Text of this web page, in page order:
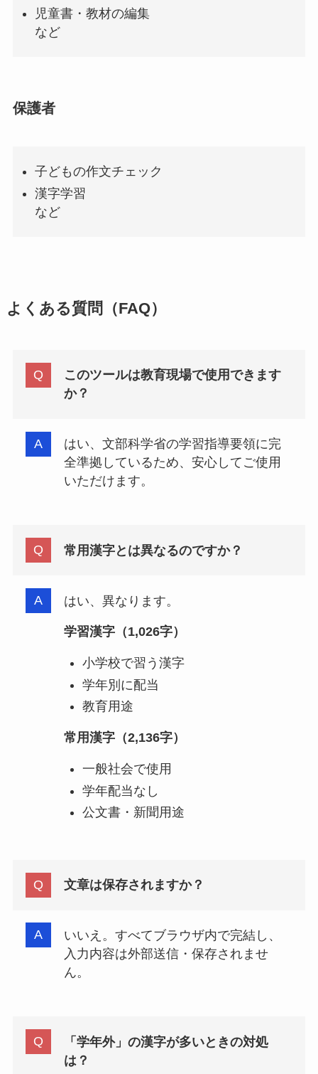
児童書・教材の編集
など
保護者
子どもの作文チェック
漢字学習
など
よくある質問（FAQ）
このツールは教育現場で使用できます
か？
はい、文部科学省の学習指導要領に完
全準拠しているため、安心してご使用
いただけます。
常用漢字とは異なるのですか？
はい、異なります。
学習漢字（1,026字）
小学校で習う漢字
学年別に配当
教育用途
常用漢字（2,136字）
一般社会で使用
学年配当なし
公文書・新聞用途
文章は保存されますか？
いいえ。すべてブラウザ内で完結し、
入力内容は外部送信・保存されませ
ん。
「学年外」の漢字が多いときの対処
は？